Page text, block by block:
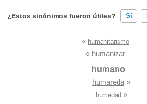
¿Estos sinónimos fueron útiles? Sí
Existen sinónimos incorrectos
Ninguno de los sinónimos presentados
« humanitarismo
« humanizar
humano
humareda »
humedad»